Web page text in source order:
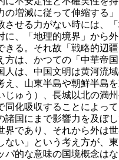
の増減に従って伸縮する
させる力がない時には、
に、「地理的境界」から
きる。それ故「戦略的辺
は、かつての「中華帝
人は、中国文明は黄河流
え、山東半島や朝鮮半島
じゅう）、長城以北の満
同化吸収することによっ
諸国にまで影響力を及ぼ
界であり、それから外は
ない」という考え方が、
パ的な意味の国境概念は